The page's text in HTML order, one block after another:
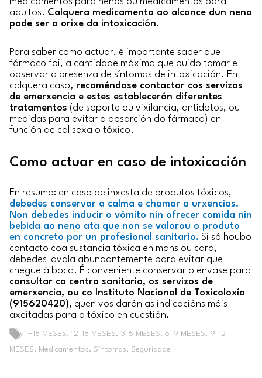
adultos. Calquera medicamento ao alcance dun neno
pode ser a orixe da intoxicación.
Para saber como actuar, é importante saber que
fármaco foi, a cantidade máxima que puido tomar e
observar a presenza de síntomas de intoxicación. En
calquera caso, recoméndase contactar cos servizos
de emerxencia e estes establecerán diferentes
tratamentos (de soporte ou vixilancia, antídotos, ou
medidas para evitar a absorción do fármaco) en
función de cal sexa o tóxico.
Como actuar en caso de intoxicación
En resumo: en caso de inxesta de produtos tóxicos,
debedes conservar a calma e chamar a urxencias.
Non debedes inducir o vómito nin ofrecer comida nin
bebida ao neno ata que non se valorou o produto
en concreto por un profesional sanitario. Si só houbo
contacto coa sustancia tóxica en mans ou cara,
debedes lavala abundantemente para evitar que
chegue á boca. É conveniente conservar o envase para
consultar co centro sanitario, os servizos de
emerxencia, ou co Instituto Nacional de Toxicoloxía
(915620420), quen vos darán as indicacións máis
axeitadas para o tóxico en cuestión.
+18 MESES, 12-18 MESES, 3-6 MESES, 6-9 MESES, 9-12
MESES, Medicamentos, Síntomas, Seguridade